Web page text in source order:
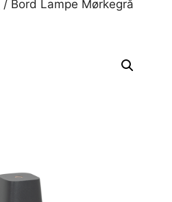
/ Bord Lampe Mørkegrå